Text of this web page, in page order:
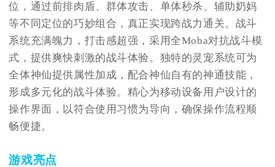
位，通过前排肉盾、群体攻击、单体秒杀、辅助奶妈
等不同定位的巧妙组合，真正实现跨战力通关。战斗
系统充满魄力，打击感超强，采用全Moba对抗战斗模
式，提供爽快刺激的战斗体验。独特的灵宠系统可为
全体神仙提供属性加成，配合神仙自有的神通技能，
形成多元化的战斗体验。精心为移动设备用户设计的
操作界面，以符合使用习惯为导向，确保操作流程顺
畅便捷。
游戏亮点